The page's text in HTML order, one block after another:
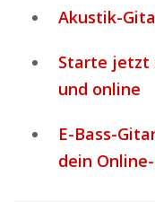
Akustik-
Starte jetzt
und online
E-Bass-
dein